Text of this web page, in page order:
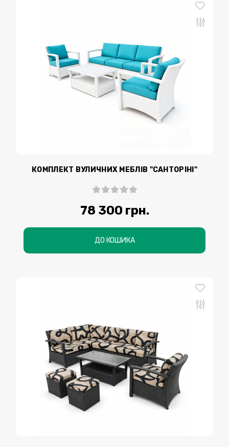
КОМПЛЕКТ ВУЛИЧНИХ МЕБЛІВ "САНТОРІНІ"
78 300 грн.
ДО КОШИКА